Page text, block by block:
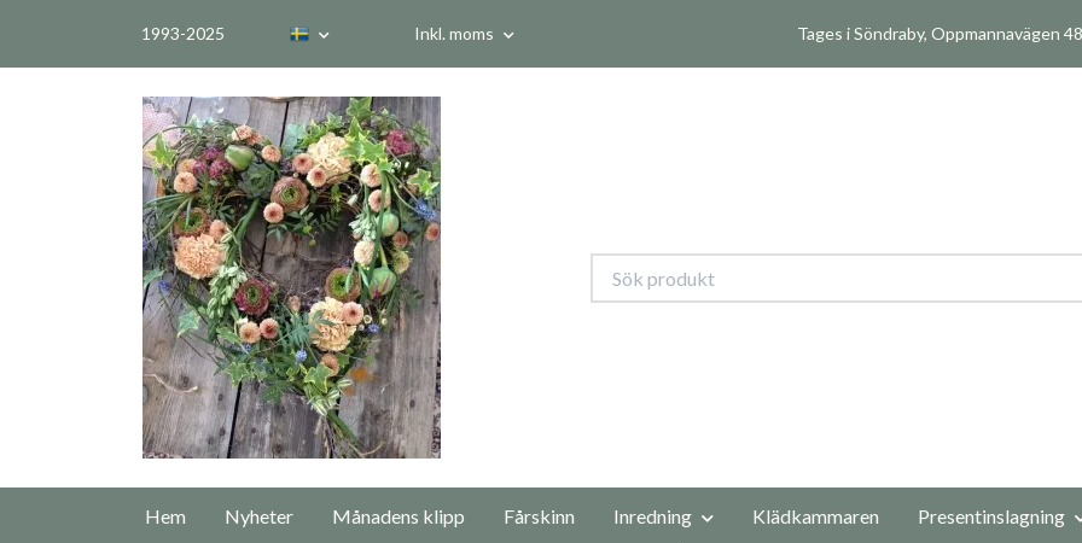
1993-2025 Inkl. moms Tages i Söndraby, Oppmannavägen
Hem Nyheter Månadens klipp Fårskinn Inredning Klädkammaren Presentinslagning